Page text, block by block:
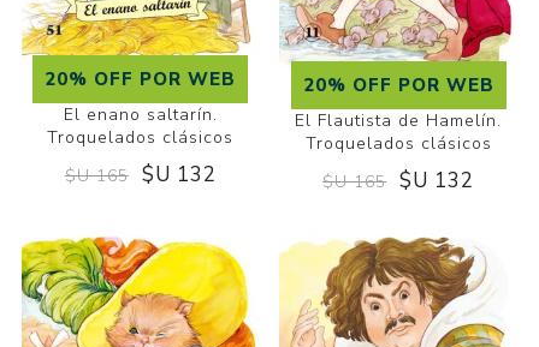
20% OFF POR WEB
El enano saltarín.
Troquelados clásicos
$U 165 $U 132
20% OFF POR WEB
El Flautista de Hamelín.
Troquelados clásicos
$U 165 $U 132